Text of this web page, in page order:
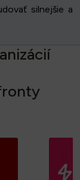
silnejšie a
anizácií
ronty